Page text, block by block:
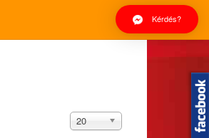
Kérdés?
Tételek
#
20